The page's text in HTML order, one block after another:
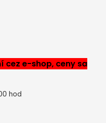
cez e-shop, ceny sa
hod